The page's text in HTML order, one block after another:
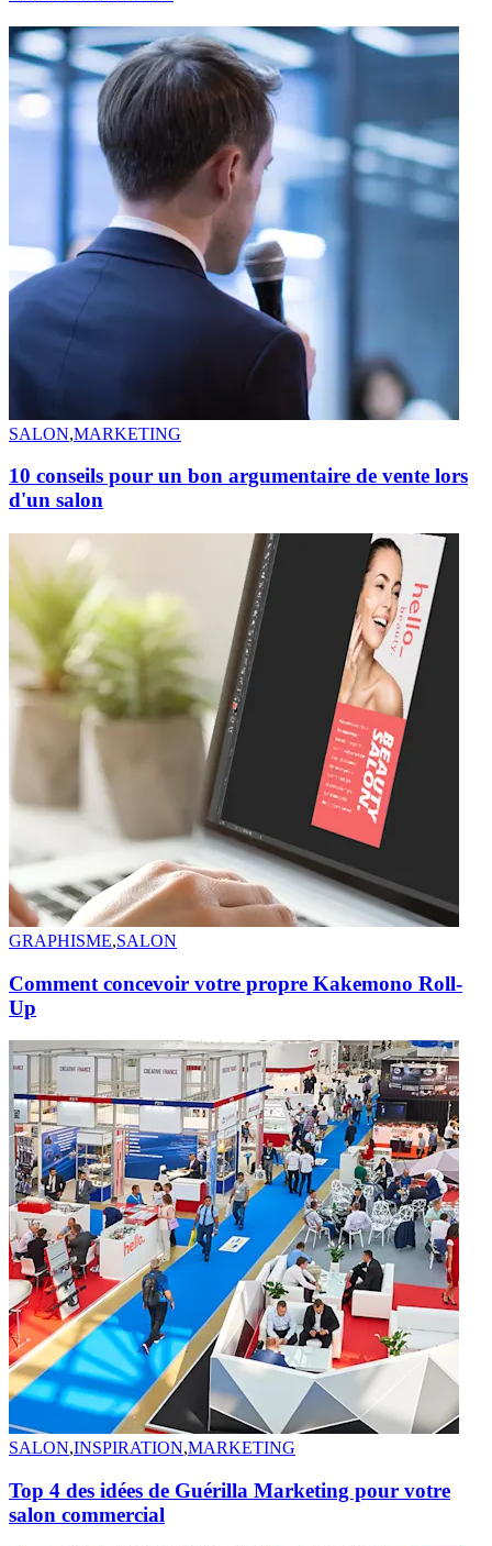
SALON,MARKETING
10 conseils pour un bon argumentaire de vente lors
d'un salon
GRAPHISME,SALON
Comment concevoir votre propre Kakemono Roll-
Up
SALON,INSPIRATION,MARKETING
Top 4 des idées de Guérilla Marketing pour votre
salon commercial